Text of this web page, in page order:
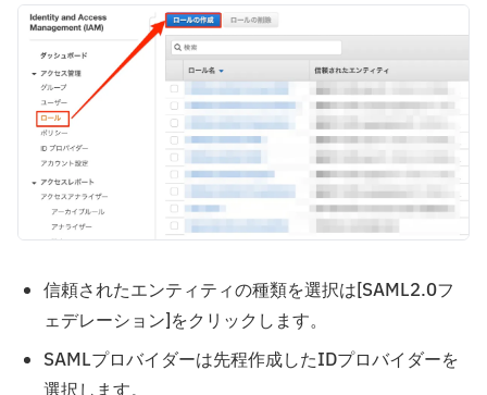
信頼されたエンティティの種類を選択は[SAML2.0フ
ェデレーション]をクリックします。
SAMLプロバイダーは先程作成したIDプロバイダーを